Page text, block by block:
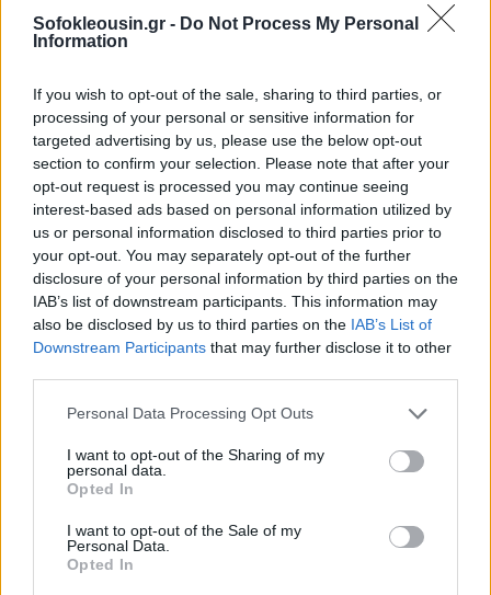
Sofokleousin.gr - Do Not Process My Personal
Information
If you wish to opt-out of the sale, sharing to third parties, or
processing of your personal or sensitive information for
targeted advertising by us, please use the below opt-out
section to confirm your selection. Please note that after your
opt-out request is processed you may continue seeing
interest-based ads based on personal information utilized by
us or personal information disclosed to third parties prior to
your opt-out. You may separately opt-out of the further
disclosure of your personal information by third parties on the
IAB’s list of downstream participants. This information may
also be disclosed by us to third parties on the IAB’s List of
Downstream Participants that may further disclose it to other
Personal Data Processing Opt Outs
I want to opt-out of the Sharing of my
personal data.
Opted In
I want to opt-out of the Sale of my
Personal Data.
Opted In
Ακολουθήστε το Sofokleousin.gr στο
Google News
ΣΧΕΤΙΚΆ ΆΡΘΡΑ
"Bridgerton": Θεατής της σειράς
εντόπισε τον Μπόρις Τζόνσον
στο φόντο σκηνής του β'
κύκλου
16:40, 14 Μαΐου 2022
Εγγραφείτε στο Newsletter μας
σου